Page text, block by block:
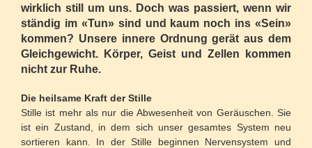
wirklich still um uns. Doch was passiert, wenn wir
ständig im «Tun» sind und kaum noch ins «Sein»
kommen? Unsere innere Ordnung gerät aus dem
Gleichgewicht. Körper, Geist und Zellen kommen
nicht zur Ruhe.
Die heilsame Kraft der Stille
Stille ist mehr als nur die Abwesenheit von Geräuschen. Sie
ist ein Zustand, in dem sich unser gesamtes System neu
sortieren kann. In der Stille beginnen Nervensystem und